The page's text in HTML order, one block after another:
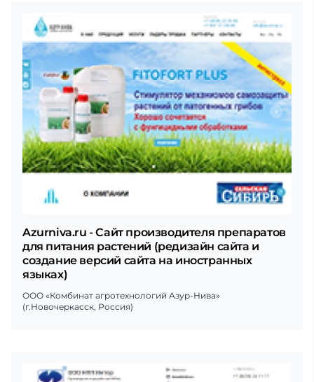
Azurniva.ru - Сайт производителя препаратов
для питания растений (редизайн сайта и
создание версий сайта на иностранных
языках)
ООО «Комбинат агротехнологий Азур-Нива»
(г.Новочеркасск, Россия)